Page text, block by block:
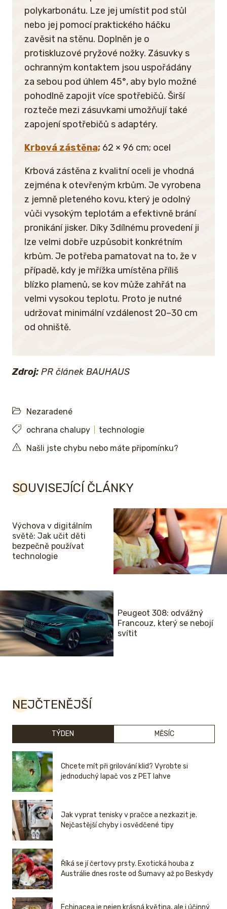
polykarbonátu. Lze jej umístit pod stůl
nebo jej pomocí praktického háčku
zavěsit na stěnu. Doplněn je o
protiskluzové pryžové nožky. Zásuvky s
ochranným kontaktem jsou uspořádány
za sebou pod úhlem 45°, aby bylo možné
pohodlně zapojit více spotřebičů. Širší
rozteče mezi zásuvkami umožňují také
zapojení spotřebičů s adaptéry.
Krbová zástěna; 62 × 96 cm; ocel
Krbová zástěna z kvalitní oceli je vhodná
zejména k otevřeným krbům. Je vyrobena
z jemně pleteného kovu, který je odolný
vůči vysokým teplotám a efektivně brání
pronikání jisker. Díky 3dílnému provedení ji
lze velmi dobře uzpůsobit konkrétním
krbům. Je potřeba pamatovat na to, že v
případě, kdy je mřížka umístěna příliš
blízko plamenů, se kov může zahřát na
velmi vysokou teplotu. Proto je nutné
udržovat minimální vzdálenost 20–30 cm
od ohniště.
Zdroj: PR článek BAUHAUS
Nezaradené
ochrana chalupy
technologie
Našli jste chybu nebo máte připomínku?
SOUVISEJÍCÍ ČLÁNKY
Výchova v digitálním
světě: Jak učit děti
bezpečně používat
technologie
Peugeot 308: odvážný
Francouz, který se nebojí
svítit
NEJČTENĚJŠÍ
TÝDEN MĚSÍC
Chcete mít při grilování klid? Vyrobte si
jednoduchý lapač vos z PET lahve
Jak vyprat tenisky v pračce a nezkazit je.
Nejčastější chyby i osvědčené tipy
Říká se jí čertovy prsty. Exotická houba z
Austrálie dnes roste od Šumavy až po Beskydy